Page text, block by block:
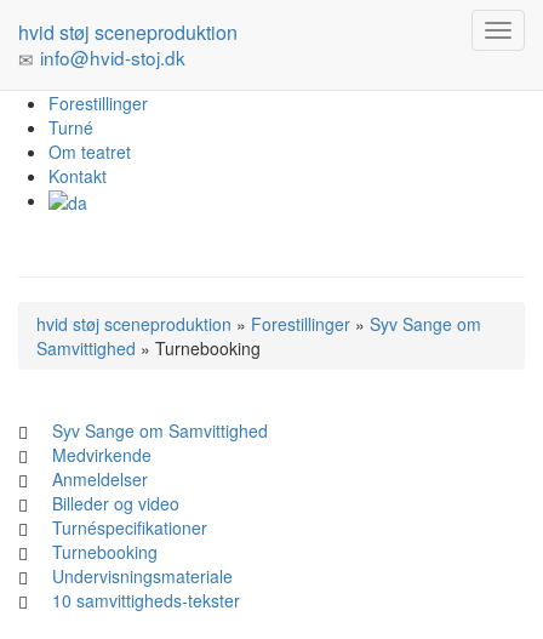
Forestillinger
Turné
Om teatret
Kontakt
hvid støj sceneproduktion
info@hvid-stoj.dk
hvid støj sceneproduktion » Forestillinger » Syv Sange om
Samvittighed » Turnebooking
Syv Sange om Samvittighed
Medvirkende
Anmeldelser
Billeder og video
Turnéspecifikationer
Turnebooking
Undervisningsmateriale
10 samvittigheds-tekster